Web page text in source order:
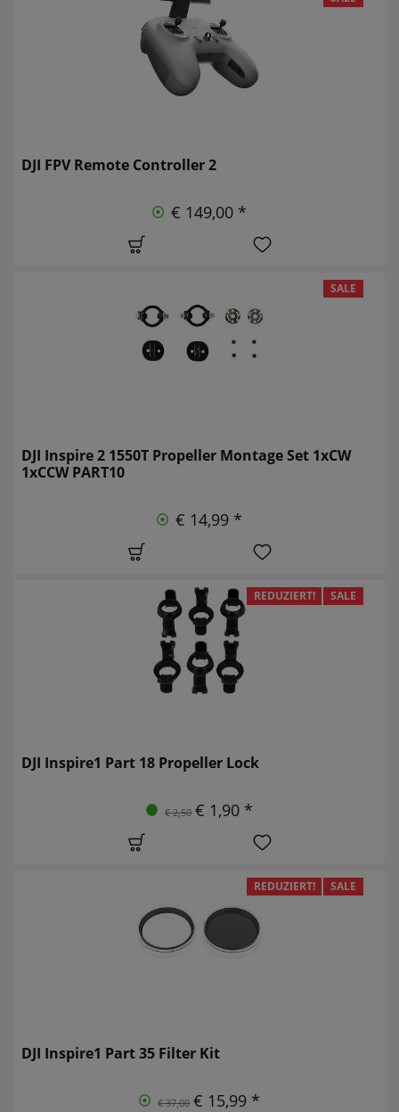
DJI FPV Remote Controller 2
€ 149,00 *
SALE
DJI Inspire 2 1550T Propeller Montage Set 1xCW
1xCCW PART10
€ 14,99 *
REDUZIERT! SALE
DJI Inspire1 Part 18 Propeller Lock
€ 2,50 € 1,90 *
REDUZIERT! SALE
DJI Inspire1 Part 35 Filter Kit
€ 37,00 € 15,99 *